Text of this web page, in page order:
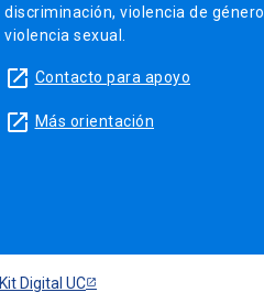
discriminación, violencia de
violencia sexual.
launch Contacto para apoyo
launch Más orientación
Kit Digital UC